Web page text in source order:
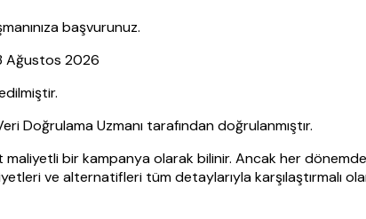
başvurunuz.
Ağustos 2026
Doğrulama Uzmanı tarafından doğrulanmıştır.
bir kampanya olarak bilinir. Ancak her
ve alternatifleri tüm detaylarıyla karşılaştırmalı